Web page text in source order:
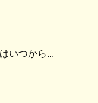
いつから...